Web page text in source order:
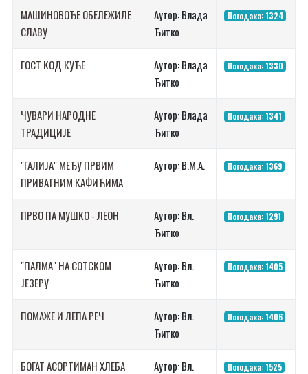
МАШИНОВОЂЕ ОБЕЛЕЖИЛЕ
СЛАВУ
Аутор: Влада
Ђитко
Погодака: 1324
ГОСТ КОД КУЋЕ
Аутор: Влада
Ђитко
Погодака: 1330
ЧУВАРИ НАРОДНЕ
ТРАДИЦИЈЕ
Аутор: Влада
Ђитко
Погодака: 1341
"ГАЛИЈА" МЕЂУ ПРВИМ
ПРИВАТНИМ КАФИЋИМА
Аутор: В.М.А. Погодака: 1369
ПРВО ПА МУШКО - ЛЕОН
Аутор: Вл.
Ђитко
Погодака: 1291
"ПАЛМА" НА СОТСКОМ
ЈЕЗЕРУ
Аутор: Вл.
Ђитко
Погодака: 1405
ПОМАЖЕ И ЛЕПА РЕЧ
Аутор: Вл.
Ђитко
Погодака: 1406
БОГАТ АСОРТИМАН ХЛЕБА
Аутор: Вл.
Погодака: 1525